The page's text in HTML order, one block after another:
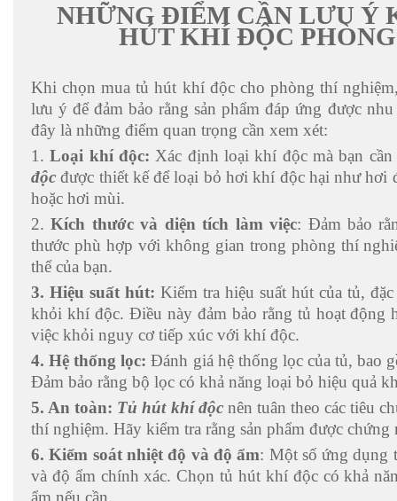
NHỮNG ĐIỂM CẦN LƯU Ý
HÚT KHÍ ĐỘC
Khi chọn mua tủ hút khí độc cho phòng thí
lưu ý để đảm bảo rằng sản phẩm đáp ứng được
đây là những điểm quan trọng cần xem xét:
1.Loại khí độc: Xác định loại khí độc mà bạn
độc được thiết kế để loại bỏ hơi khí độc hại như hơi
hoặc hơi mùi.
2.Kích thước và diện tích làm việc: Đảm bảo
thước phù hợp với không gian trong phòng thí
thể của bạn.
3. Hiệu suất hút: Kiểm tra hiệu suất hút của tủ,
khỏi khí độc. Điều này đảm bảo rằng tủ hoạt động
việc khỏi nguy cơ tiếp xúc với khí độc.
4. Hệ thống lọc: Đánh giá hệ thống lọc của tủ, bao
Đảm bảo rằng bộ lọc có khả năng loại bỏ hiệu quả
5. An toàn: Tủ hút khí độcnên tuân theo các tiêu
thí nghiệm. Hãy kiểm tra rằng sản phẩm được chứng
6. Kiểm soát nhiệt độ và độ ẩm: Một số ứng dụng
và độ ẩm chính xác. Chọn tủ hút khí độc có khả
ẩm nếu cần.